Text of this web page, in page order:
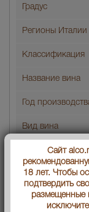
Градус
Регионы Италии
Классификация
Название вина
Год
Вид вина
Артикул
Производитель
Условия продаж:
Сайт
18 лет. Чтобы
подтвердить
размещенные